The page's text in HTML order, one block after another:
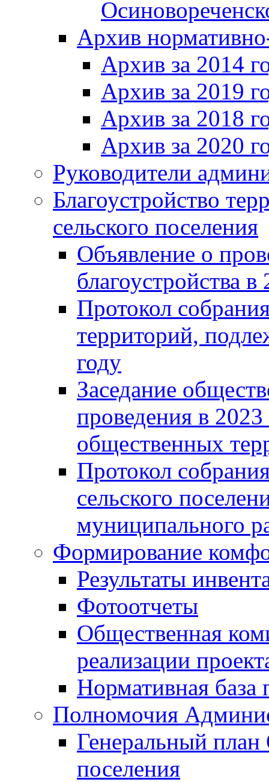
Архив
Архив за 2014
Архив за 2019
Архив за 2018
Архив за 2020
Руководители
Благоустройство
сельского поселения
Объявление о
благоустройства в
Протокол
территорий,
году
Заседание
проведения в
общественных
Протокол
сельского
муниципального
Формирование
Результаты
Фотоотчеты
Общественная
реализации
Нормативная база
Полномочия
Генеральный план
поселения